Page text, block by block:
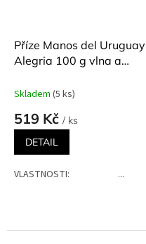
Příze Manos del Uruguay
Alegria 100 g vlna a
Skladem (5 ks)
519 Kč / ks
DETAIL
VLASTNOSTI: ...